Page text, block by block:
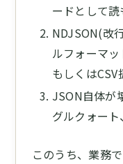
ードとして
NDJSON(改
ルフォーマッ
もしくは
JSON自体が
グルクォー
このうち、業務